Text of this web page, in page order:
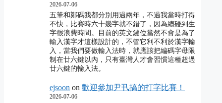
2026-07-06
五筆和鄭碼我都分別用過兩年，不過我當時打得
不快，比賽時六十幾字就不錯了，因為總碰到生
字很浪費時間。目前的英文鍵位當然不會是為了
輸入漢字才這樣設計的，不管它利不利於漢字輸
入，當我們要做輸入法時，就應該把編碼字母限
制在廿六鍵以內，只有臺灣人才會習慣這種超過
廿六鍵的輸入法。
ejsoon on 歡迎參加尹卂搞的打字比賽！
2026-07-06